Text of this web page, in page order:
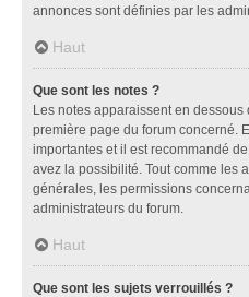
annonces sont définies par les
Haut
Que sont les notes ?
Les notes apparaissent en
première page du forum concerné.
importantes et il est recommandé
avez la possibilité. Tout comme les
générales, les permissions
administrateurs du forum.
Haut
Que sont les sujets verrouillés ?